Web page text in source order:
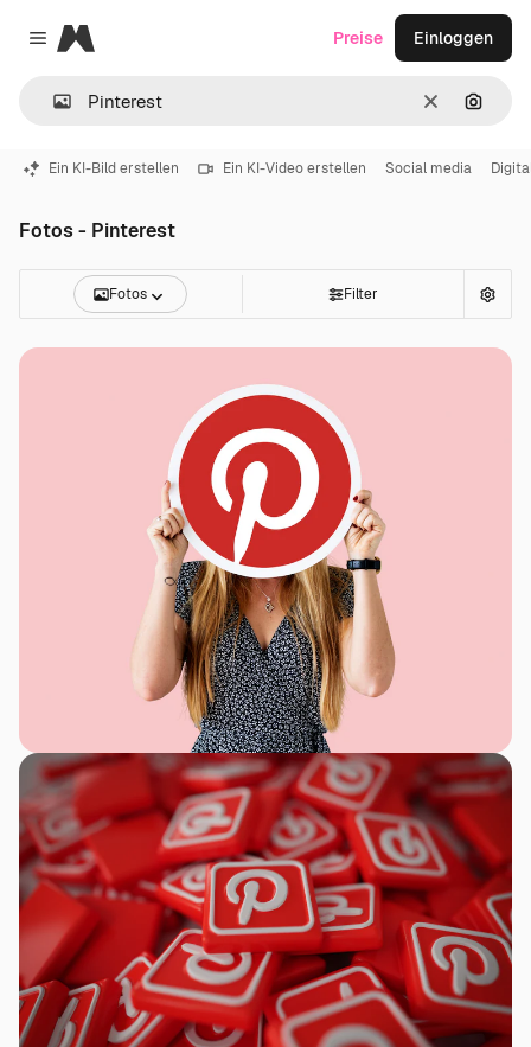
Close menu
Magnific
LöschenNach
Preise Einloggen
Ein KI-Bild erstellen Ein KI-Video erstellen Social media
Fotos - Pinterest
Fotos Filter